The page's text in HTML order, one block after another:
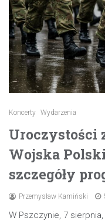
Koncerty Wydarzenia
Uroczystości
Wojska
szczegóły
Przemysław Kamiński
W Pszczynie, 7